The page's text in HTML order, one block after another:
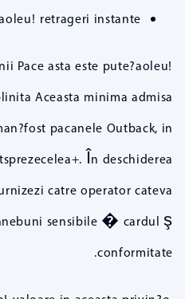
retrageri instante
Pace asta este pute?aoleu!
Aceasta minima admisa
pacanele Outback, in
În deschiderea
catre operator cateva
sensibile � cardul ş
conformitate.